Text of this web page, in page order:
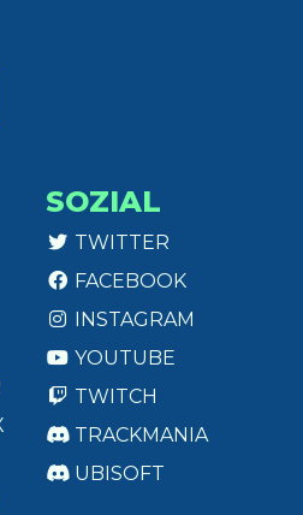
SOZIAL
TWITTER
FACEBOOK
INSTAGRAM
YOUTUBE
TWITCH
TRACKMANIA
UBISOFT